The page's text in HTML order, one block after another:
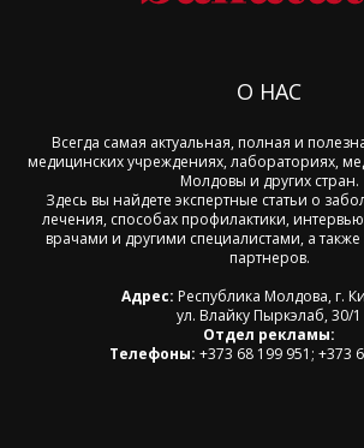
О НАС
Всегда самая актуальная, полная и
медицинских учреждениях, лабораториях,
Молдовы и других стран.
Здесь вы найдете экспертные статьи о
лечения, способах профилактики,
врачами и другими специалистами, а
партнеров.
Адрес: Республика Молдова, г.
ул. Влайку Пыркэлаб, 30/1
Отдел рекламы:
Телефоны: +373 68 199 951; +373